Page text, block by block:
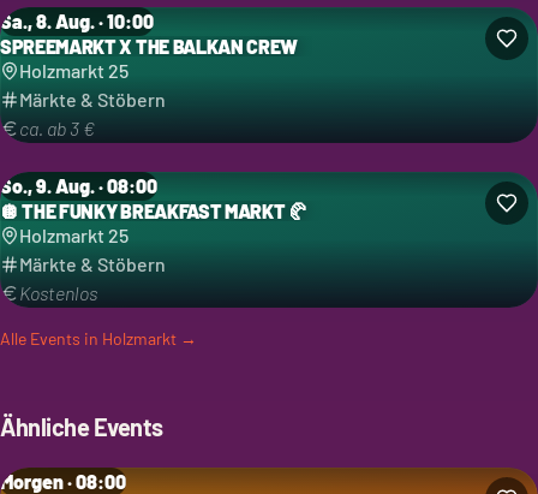
Sa., 8. Aug. · 10:00
SPREEMARKT X THE BALKAN CREW
Holzmarkt 25
Märkte & Stöbern
ca. ab 3 €
So., 9. Aug. · 08:00
🪩 THE FUNKY BREAKFAST MARKT 🥐
Holzmarkt 25
Märkte & Stöbern
Kostenlos
Alle Events in Holzmarkt →
Ähnliche Events
Morgen · 08:00